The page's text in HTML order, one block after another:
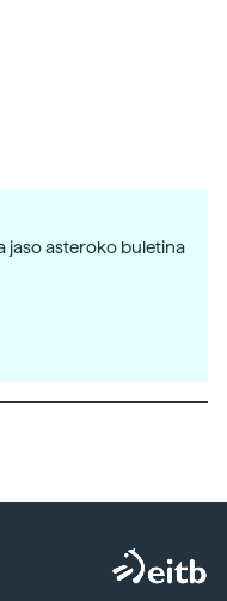
jaso asteroko buletina